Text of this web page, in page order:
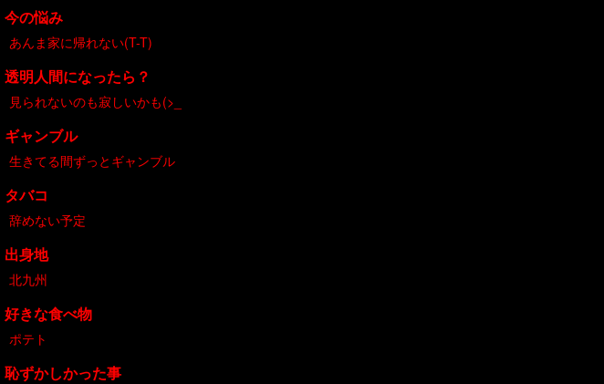
今の悩み
あんま家に帰れない(T-T)
透明人間になったら？
見られないのも寂しいかも(>_
ギャンブル
生きてる間ずっとギャンブル
タバコ
辞めない予定
出身地
北九州
好きな食べ物
ポテト
恥ずかしかった事